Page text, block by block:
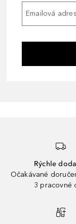
Emailová
Rýchle
Očakávané
3 pracovné